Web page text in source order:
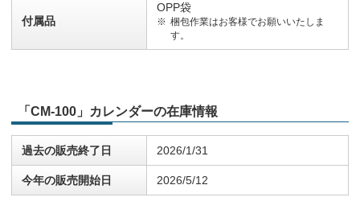
付属品
OPP袋
梱包作業はお客様でお願いいたしま
す。
「CM-100」カレンダーの在庫情報
過去の販売終了日 2026/1/31
今年の販売開始日 2026/5/12